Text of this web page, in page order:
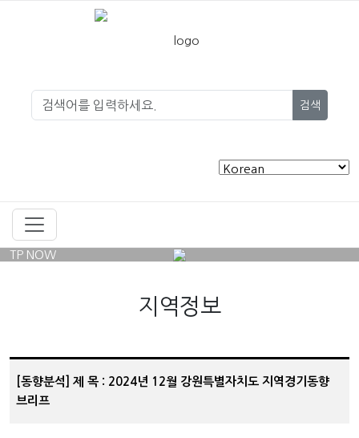
검색
TP NOW
지역정보
[동향분석] 제 목 : 2024년 12월 강원특별자치도 지역경기동향
브리프